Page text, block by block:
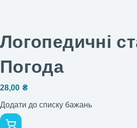
Логопедичні
Погода
28,00 ₴
Додати до списку бажань